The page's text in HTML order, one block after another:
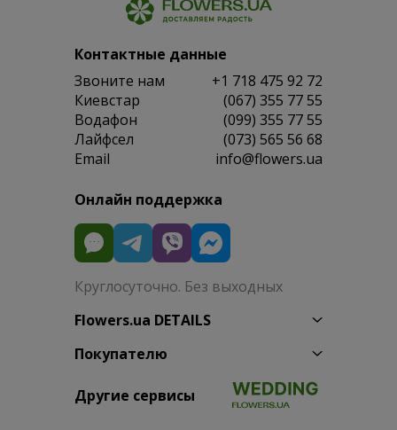
Контактные данные
Звоните нам
+1 718 475 92 72
Киевстар
(067) 355 77 55
Водафон
(099) 355 77 55
Лайфсел
(073) 565 56 68
Email
info@flowers.ua
Онлайн поддержка
Круглосуточно. Без выходных
Flowers.ua DETAILS
Покупателю
Другие сервисы